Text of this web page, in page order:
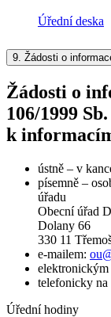
Úřední deska
9. Žádosti o
Žádosti o
106/1999
k
ústně – v
písemně –
úřadu
Obecní úřad
Dolany 66
330 11
e-mailem:
elektronickým
telefonicky na
Úřední hodiny